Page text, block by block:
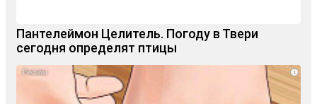
Пантелеймон Целитель. Погоду в Твери
сегодня определят птицы
i